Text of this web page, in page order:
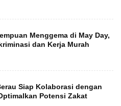
Menggema di May Day,
dan Kerja Murah
Siap Kolaborasi dengan
Potensi Zakat